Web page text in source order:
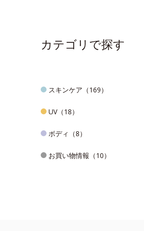
カテゴリで探す
スキンケア（169）
UV（18）
ボディ（8）
お買い物情報（10）